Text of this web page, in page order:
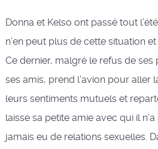
Donna et Kelso ont passé tout
n’en peut plus de cette situation et
Ce dernier, malgré le refus de
ses amis, prend l’avion pour aller
leurs sentiments mutuels et
laisse sa petite amie avec qui il
jamais eu de relations sexuelles.